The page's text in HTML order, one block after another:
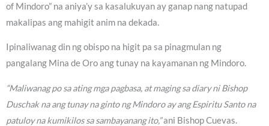
of Mindoro” na aniya’y sa kasalukuyan ay ganap nang natupad
makalipas ang mahigit anim na dekada.
Ipinaliwanag din ng obispo na higit pa sa pinagmulan ng
pangalang Mina de Oro ang tunay na kayamanan ng Mindoro.
“Maliwanag po sa ating mga pagbasa, at maging sa diary ni Bishop
Duschak na ang tunay na ginto ng Mindoro ay ang Espiritu Santo na
patuloy na kumikilos sa sambayanang ito,”ani Bishop Cuevas.